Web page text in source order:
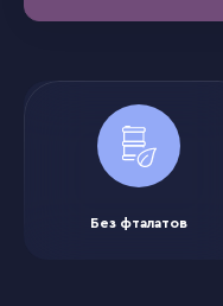
Без фталатов